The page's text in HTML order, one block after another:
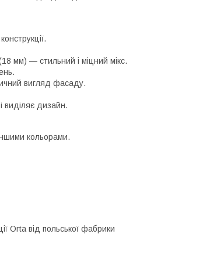
мм) — стильний і міцний мікс.
вигляд фасаду.
виділяє дизайн.
кольорами.
Orta від польської фабрики